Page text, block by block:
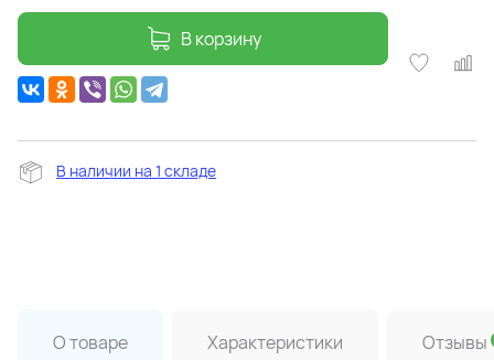
В корзину
В наличии на 1 складе
О товаре Характеристики Отзывы